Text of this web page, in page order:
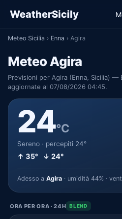
WeatherSicily
Meteo Sicilia › Enna › Agira
Meteo Agira
Previsioni per Agira (Enna, Sicilia) —
aggiornate al 07/08/2026 04:45.
24°C
Sereno · percepiti 24°
↑ 35° ↓ 24°
Adesso a Agira · umidità 44% ·
ORA PER ORA · 24H BLEND